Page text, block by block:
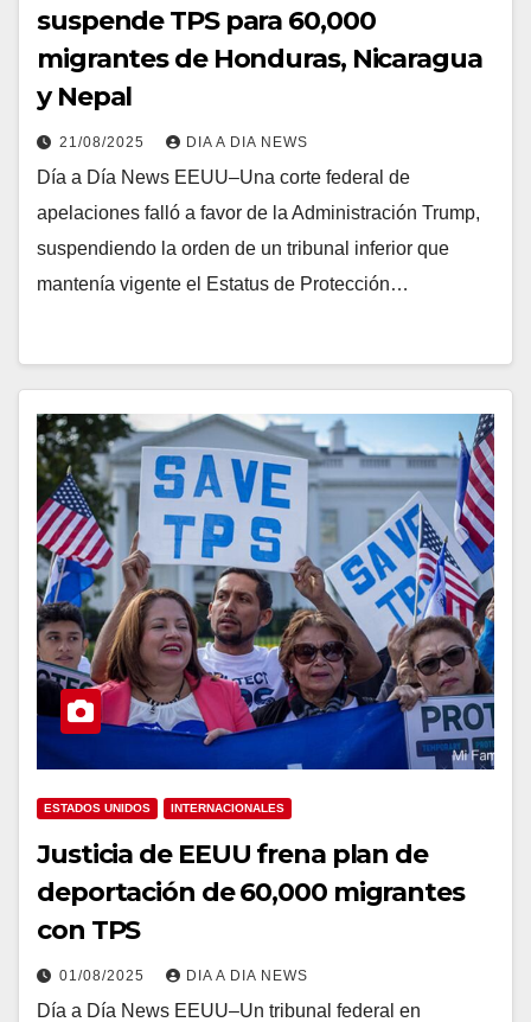
suspende TPS para 60,000
migrantes de Honduras, Nicaragua
y Nepal
21/08/2025 DIA A DIA NEWS
Día a Día News EEUU–Una corte federal de
apelaciones falló a favor de la Administración Trump,
suspendiendo la orden de un tribunal inferior que
mantenía vigente el Estatus de Protección…
ESTADOS UNIDOS INTERNACIONALES
Justicia de EEUU frena plan de
deportación de 60,000 migrantes
con TPS
01/08/2025 DIA A DIA NEWS
Día a Día News EEUU–Un tribunal federal en